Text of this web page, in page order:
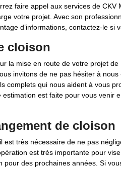
faire appel aux services de CKV
votre projet. Avec son
d’informations, contactez-le si
cloison
la mise en route de votre projet
invitons de ne pas hésiter à
complets qui nous aident à vous
est faite pour vous venir
de cloison
est très nécessaire de ne pas
est très importante pour
des prochaines années. Si